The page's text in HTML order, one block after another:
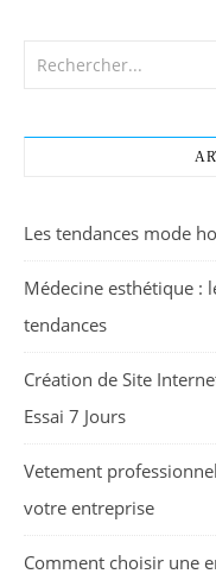
Les tendances mode
Médecine esthétique :
tendances
Création de Site
Essai 7 Jours
Vetement
votre entreprise
Comment choisir une